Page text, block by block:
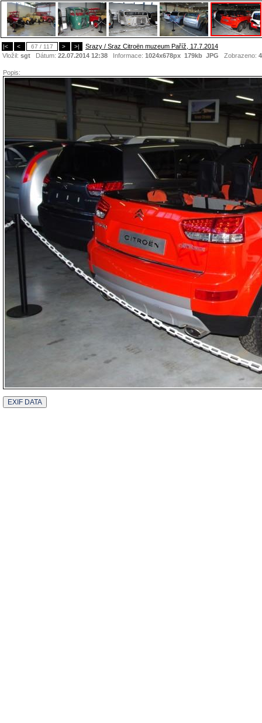
|< < 67 / 117 > >|
Srazy / Sraz Citroën muzeum Paříž, 17.7.2014
Vložil: sgt Dátum: 22.07.2014 12:38 Informace: 1024x678px 179kb JPG Zobrazeno:
Popis: